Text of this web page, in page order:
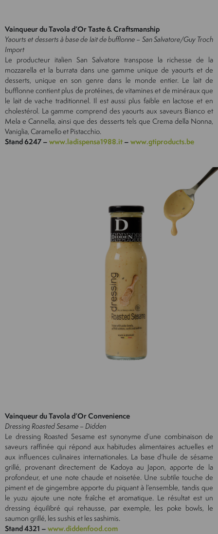
Vainqueur du Tavola d’Or Taste & Craftsmanship
Yaourts et desserts à base de lait de bufflonne – San Salvatore/Guy Troch
Import
Le producteur italien San Salvatore transpose la richesse de la
mozzarella et la burrata dans une gamme unique de yaourts et de
desserts, unique en son genre dans le monde entier. Le lait de
bufflonne contient plus de protéines, de vitamines et de minéraux que
le lait de vache traditionnel. Il est aussi plus faible en lactose et en
cholestérol. La gamme comprend des yaourts aux saveurs Bianco et
Mela e Cannella, ainsi que des desserts tels que Crema della Nonna,
Vaniglia, Caramello et Pistacchio.
Stand 6247 –www.ladispensa1988.it–www.gtiproducts.be
Vainqueur du Tavola d’Or Convenience
Dressing Roasted Sesame – Didden
Le dressing Roasted Sesame est synonyme d’une combinaison de
saveurs raffinée qui répond aux habitudes alimentaires actuelles et
aux influences culinaires internationales. La base d’huile de sésame
grillé, provenant directement de Kadoya au Japon, apporte de la
profondeur, et une note chaude et noisetée. Une subtile touche de
piment et de gingembre apporte du piquant à l’ensemble, tandis que
le yuzu ajoute une note fraîche et aromatique. Le résultat est un
dressing équilibré qui rehausse, par exemple, les poke bowls, le
saumon grillé, les sushis et les sashimis.
Stand 4321 –www.diddenfood.com